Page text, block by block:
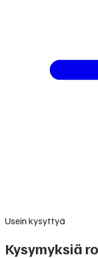
Usein kysyttyä
Kysymyksiä